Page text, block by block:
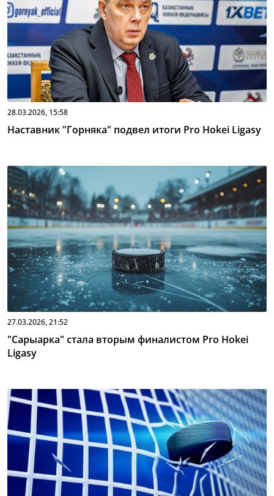
28.03.2026, 15:58
Наставник "Горняка" подвел итоги Pro Hokei Ligasy
27.03.2026, 21:52
"Сарыарка" стала вторым финалистом Pro Hokei
Ligasy